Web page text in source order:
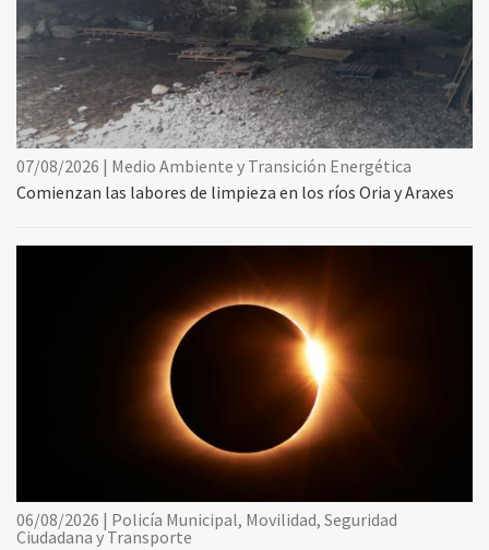
07/08/2026 | Medio Ambiente y Transición Energética
Comienzan las labores de limpieza en los ríos Oria y Araxes
06/08/2026 | Policía Municipal, Movilidad, Seguridad
Ciudadana y Transporte